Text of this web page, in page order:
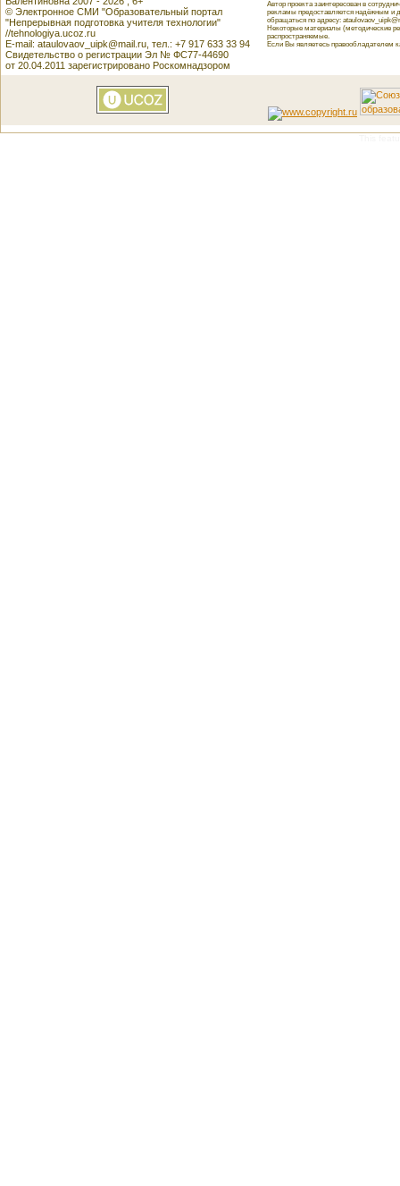
© Электронное СМИ "Образовательный портал
"Непрерывная подготовка учителя технологии"
//tehnologiya.ucoz.ru
E-mail: ataulovaov_uipk@mail.ru, тел.: +7 917 633 33 94
Свидетельство о регистрации Эл № ФС77-44690
от 20.04.2011 зарегистрировано Роскомнадзором
Автор проекта заинтересован в
рекламы предоставляется надёжным и
обращаться по адресу:
Некоторые материалы (методические
распространяемые.
Если Вы являетесь правообладателем